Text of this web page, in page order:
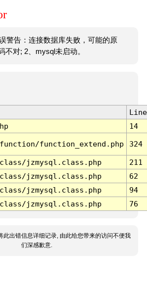
警告：连接数据库失败，可能的原
不对; 2、mysql未启动。
Line
14
function_extend.php 324
jzmysql.class.php
211
jzmysql.class.php
62
jzmysql.class.php
94
jzmysql.class.php 76
此出错信息详细记录, 由此给您带来的访问不便我
们深感歉意.